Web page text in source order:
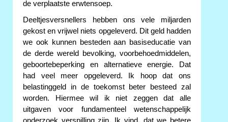
de verplaatste erwtensoep.
Deeltjesversnellers hebben ons vele miljarden
gekost en vrijwel niets opgeleverd. Dit geld hadden
we ook kunnen besteden aan basiseducatie van
de derde wereld bevolking, voorbehoedmiddelen,
geboortebeperking en alternatieve energie. Dat
had veel meer opgeleverd. Ik hoop dat ons
belastinggeld in de toekomst beter besteed zal
worden. Hiermee wil ik niet zeggen dat alle
uitgaven voor fundamenteel wetenschappelijk
onderzoek verspilling zijn. Ik vind, dat we betere